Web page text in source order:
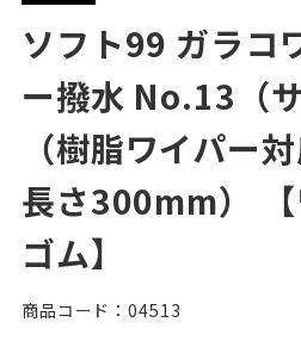
ソフト99 ガラコ
ー撥水 No.13（
（樹脂ワイパー
長さ300mm）
ゴム】
商品コード：04513